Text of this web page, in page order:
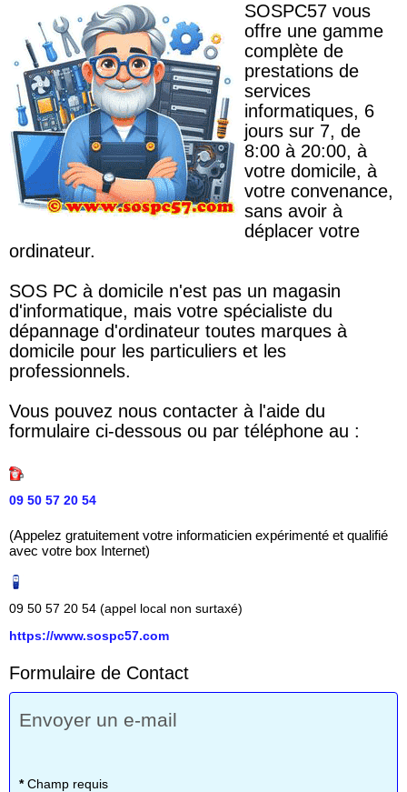
SOSPC57 vous
offre une gamme
complète de
prestations de
services
informatiques, 6
jours sur 7, de
8:00 à 20:00, à
votre domicile, à
votre convenance,
sans avoir à
déplacer votre
ordinateur.
SOS PC à domicile n'est pas un magasin
d'informatique, mais votre spécialiste du
dépannage d'ordinateur toutes marques à
domicile pour les particuliers et les
professionnels.
Vous pouvez nous contacter à l'aide du
formulaire ci-dessous ou par téléphone au :
09 50 57 20 54
(Appelez gratuitement votre informaticien expérimenté et qualifié
avec votre box Internet)
09 50 57 20 54 (appel local non surtaxé)
https://www.sospc57.com
Formulaire de Contact
Envoyer un e-mail
*Champ requis